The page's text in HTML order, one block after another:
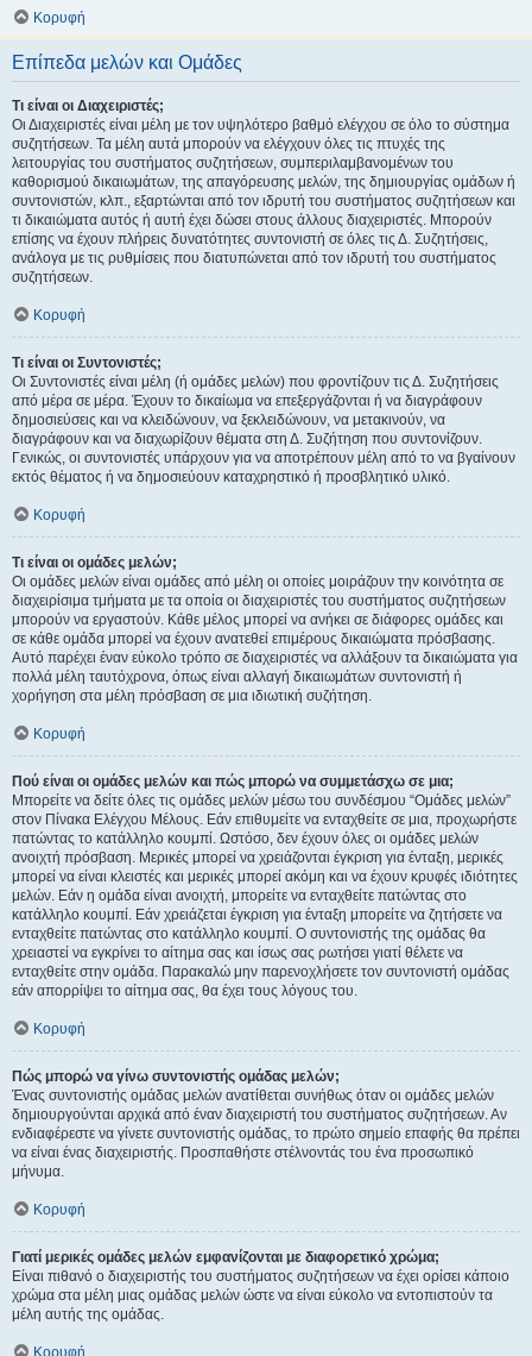
Κορυφή
Επίπεδα μελών και Ομάδες
Τι είναι οι Διαχειριστές;
Οι Διαχειριστές είναι μέλη με τον υψηλότερο βαθμό ελέγχου σε όλο το σύστημα
συζητήσεων. Τα μέλη αυτά μπορούν να ελέγχουν όλες τις πτυχές της
λειτουργίας του συστήματος συζητήσεων, συμπεριλαμβανομένων του
καθορισμού δικαιωμάτων, της απαγόρευσης μελών, της δημιουργίας ομάδων ή
συντονιστών, κλπ., εξαρτώνται από τον ιδρυτή του συστήματος συζητήσεων και
τι δικαιώματα αυτός ή αυτή έχει δώσει στους άλλους διαχειριστές. Μπορούν
επίσης να έχουν πλήρεις δυνατότητες συντονιστή σε όλες τις Δ. Συζητήσεις,
ανάλογα με τις ρυθμίσεις που διατυπώνεται από τον ιδρυτή του συστήματος
συζητήσεων.
Κορυφή
Τι είναι οι Συντονιστές;
Οι Συντονιστές είναι μέλη (ή ομάδες μελών) που φροντίζουν τις Δ. Συζητήσεις
από μέρα σε μέρα. Έχουν το δικαίωμα να επεξεργάζονται ή να διαγράφουν
δημοσιεύσεις και να κλειδώνουν, να ξεκλειδώνουν, να μετακινούν, να
διαγράφουν και να διαχωρίζουν θέματα στη Δ. Συζήτηση που συντονίζουν.
Γενικώς, οι συντονιστές υπάρχουν για να αποτρέπουν μέλη από το να βγαίνουν
εκτός θέματος ή να δημοσιεύουν καταχρηστικό ή προσβλητικό υλικό.
Κορυφή
Τι είναι οι ομάδες μελών;
Οι ομάδες μελών είναι ομάδες από μέλη οι οποίες μοιράζουν την κοινότητα σε
διαχειρίσιμα τμήματα με τα οποία οι διαχειριστές του συστήματος συζητήσεων
μπορούν να εργαστούν. Κάθε μέλος μπορεί να ανήκει σε διάφορες ομάδες και
σε κάθε ομάδα μπορεί να έχουν ανατεθεί επιμέρους δικαιώματα πρόσβασης.
Αυτό παρέχει έναν εύκολο τρόπο σε διαχειριστές να αλλάξουν τα δικαιώματα για
πολλά μέλη ταυτόχρονα, όπως είναι αλλαγή δικαιωμάτων συντονιστή ή
χορήγηση στα μέλη πρόσβαση σε μια ιδιωτική συζήτηση.
Κορυφή
Πού είναι οι ομάδες μελών και πώς μπορώ να συμμετάσχω σε μια;
Μπορείτε να δείτε όλες τις ομάδες μελών μέσω του συνδέσμου “Ομάδες μελών”
στον Πίνακα Ελέγχου Μέλους. Εάν επιθυμείτε να ενταχθείτε σε μια, προχωρήστε
πατώντας το κατάλληλο κουμπί. Ωστόσο, δεν έχουν όλες οι ομάδες μελών
ανοιχτή πρόσβαση. Μερικές μπορεί να χρειάζονται έγκριση για ένταξη, μερικές
μπορεί να είναι κλειστές και μερικές μπορεί ακόμη και να έχουν κρυφές ιδιότητες
μελών. Εάν η ομάδα είναι ανοιχτή, μπορείτε να ενταχθείτε πατώντας στο
κατάλληλο κουμπί. Εάν χρειάζεται έγκριση για ένταξη μπορείτε να ζητήσετε να
ενταχθείτε πατώντας στο κατάλληλο κουμπί. Ο συντονιστής της ομάδας θα
χρειαστεί να εγκρίνει το αίτημα σας και ίσως σας ρωτήσει γιατί θέλετε να
ενταχθείτε στην ομάδα. Παρακαλώ μην παρενοχλήσετε τον συντονιστή ομάδας
εάν απορρίψει το αίτημα σας, θα έχει τους λόγους του.
Κορυφή
Πώς μπορώ να γίνω συντονιστής ομάδας μελών;
Ένας συντονιστής ομάδας μελών ανατίθεται συνήθως όταν οι ομάδες μελών
δημιουργούνται αρχικά από έναν διαχειριστή του συστήματος συζητήσεων. Αν
ενδιαφέρεστε να γίνετε συντονιστής ομάδας, το πρώτο σημείο επαφής θα πρέπει
να είναι ένας διαχειριστής. Προσπαθήστε στέλνοντάς του ένα προσωπικό
μήνυμα.
Κορυφή
Γιατί μερικές ομάδες μελών εμφανίζονται με διαφορετικό χρώμα;
Είναι πιθανό ο διαχειριστής του συστήματος συζητήσεων να έχει ορίσει κάποιο
χρώμα στα μέλη μιας ομάδας μελών ώστε να είναι εύκολο να εντοπιστούν τα
μέλη αυτής της ομάδας.
Κορυφή